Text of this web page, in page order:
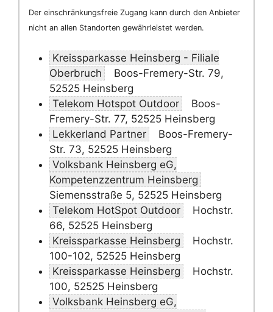
Der einschränkungsfreie Zugang kann durch den Anbieter
nicht an allen Standorten gewährleistet werden.
Kreissparkasse Heinsberg - Filiale
Oberbruch
Boos-Fremery-Str. 79,
52525 Heinsberg
Telekom Hotspot Outdoor
Boos-
Fremery-Str. 77, 52525 Heinsberg
Lekkerland Partner
Boos-Fremery-
Str. 73, 52525 Heinsberg
Volksbank Heinsberg eG,
Kompetenzzentrum Heinsberg
Siemensstraße 5, 52525 Heinsberg
Telekom HotSpot Outdoor
Hochstr.
66, 52525 Heinsberg
Kreissparkasse Heinsberg
Hochstr.
100-102, 52525 Heinsberg
Kreissparkasse Heinsberg
Hochstr.
100, 52525 Heinsberg
Volksbank Heinsberg eG,